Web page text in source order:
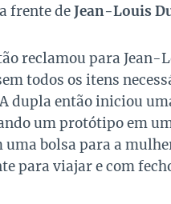
frente deJean-Louis
reclamou para Jean-
todos os itens
dupla então iniciou
um protótipo em
bolsa para a
para viajar e com